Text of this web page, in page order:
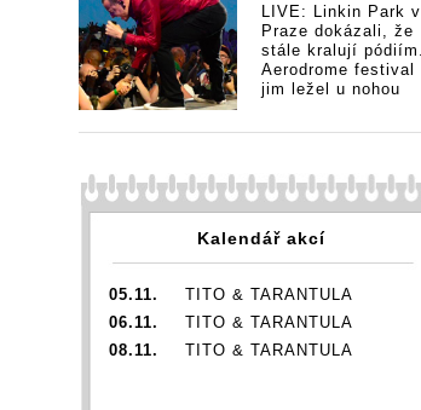
LIVE: Linkin Park v
Praze dokázali, že
stále kralují pódiím.
Aerodrome festival
jim ležel u nohou
Kalendář akcí
05.11.
TITO & TARANTULA
06.11.
TITO & TARANTULA
08.11.
TITO & TARANTULA